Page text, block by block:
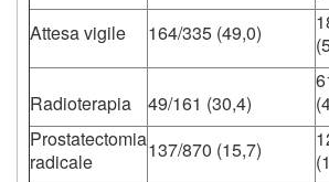
Attesa vigile
164/335 (49,0)
Radioterapia 49/161 (30,4)
Prostatectomia
radicale
137/870 (15,7)